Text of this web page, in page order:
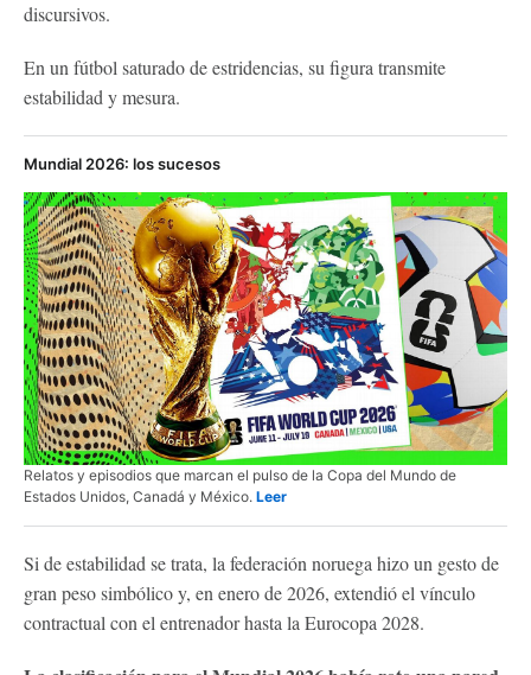
discursivos.
En un fútbol saturado de estridencias, su figura transmite
estabilidad y mesura.
Mundial 2026: los sucesos
Relatos y episodios que marcan el pulso de la Copa del Mundo de
Estados Unidos, Canadá y México. Leer
Si de estabilidad se trata, la federación noruega hizo un gesto de
gran peso simbólico y, en enero de 2026, extendió el vínculo
contractual con el entrenador hasta la Eurocopa 2028.